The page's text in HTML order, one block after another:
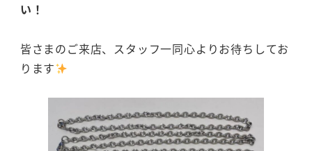
い！
皆さまのご来店、スタッフ一同心よりお待ちしてお
ります